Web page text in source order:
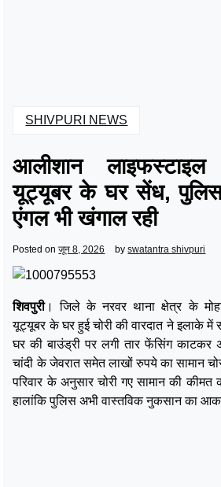
SHIVPURI NEWS
आलीशान लाइफस्टाइल
यूट्यूबर के घर सेंध, पुलिस
एंगल भी खंगाल रही
Posted onजून 8, 2026 byswatantra shivpuri
शिवपुरी। जिले के नरवर थाना क्षेत्र के
यूट्यूबर के घर हुई चोरी की वारदात ने इलाके
घर की बाउंड्री पर लगी तार फेंसिंग
चांदी के जेवरात समेत लाखों रुपये का सामान
परिवार के अनुसार चोरी गए सामान की
हालांकि पुलिस अभी वास्तविक नुकसान का